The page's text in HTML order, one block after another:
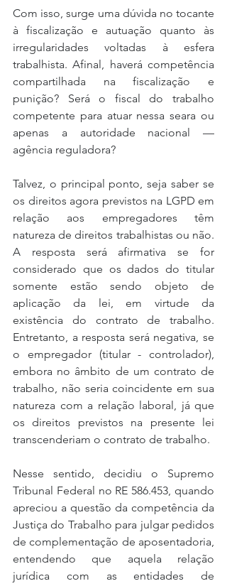
Com isso, surge uma dúvida no tocante
à fiscalização e autuação quanto às
irregularidades voltadas à esfera
trabalhista. Afinal, haverá competência
compartilhada na fiscalização e
punição? Será o fiscal do trabalho
competente para atuar nessa seara ou
apenas a autoridade nacional —
agência reguladora?
Talvez, o principal ponto, seja saber se
os direitos agora previstos na LGPD em
relação aos empregadores têm
natureza de direitos trabalhistas ou não.
A resposta será afirmativa se for
considerado que os dados do titular
somente estão sendo objeto de
aplicação da lei, em virtude da
existência do contrato de trabalho.
Entretanto, a resposta será negativa, se
o empregador (titular - controlador),
embora no âmbito de um contrato de
trabalho, não seria coincidente em sua
natureza com a relação laboral, já que
os direitos previstos na presente lei
transcenderiam o contrato de trabalho.
Nesse sentido, decidiu o Supremo
Tribunal Federal no RE 586.453, quando
apreciou a questão da competência da
Justiça do Trabalho para julgar pedidos
de complementação de aposentadoria,
entendendo que aquela relação
jurídica com as entidades de